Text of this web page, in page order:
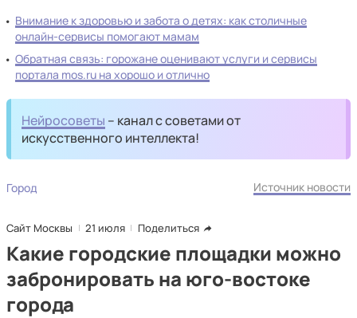
Внимание к здоровью и забота о детях: как столичные
онлайн-сервисы помогают мамам
Обратная связь: горожане оценивают услуги и сервисы
портала mos.ru на хорошо и отлично
Нейросоветы – канал с советами от
искусственного интеллекта!
Город Источник новости
Сайт Москвы 21 июля Поделиться
Какие городские площадки можно
забронировать на юго-востоке
города